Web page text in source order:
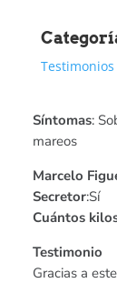
Testimonios
Síntomas:
mareos
Marcelo
Secretor:Sí
Cuántos
Testimonio
Gracias a